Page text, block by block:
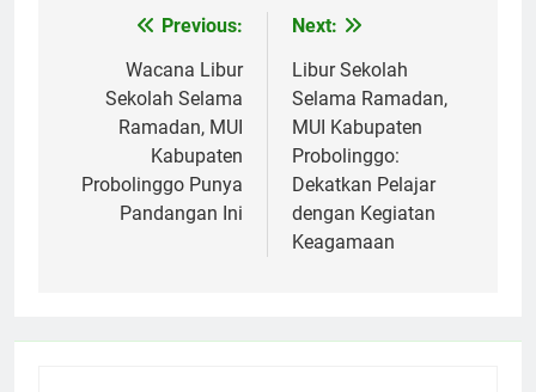
NavigasiPrevious:
Wacana Libur
Sekolah Selama
Ramadan, MUI
Kabupaten
Probolinggo Punya
Pandangan Ini
Next:
Libur Sekolah
Selama Ramadan,
MUI Kabupaten
Probolinggo:
Dekatkan Pelajar
dengan Kegiatan
Keagamaan